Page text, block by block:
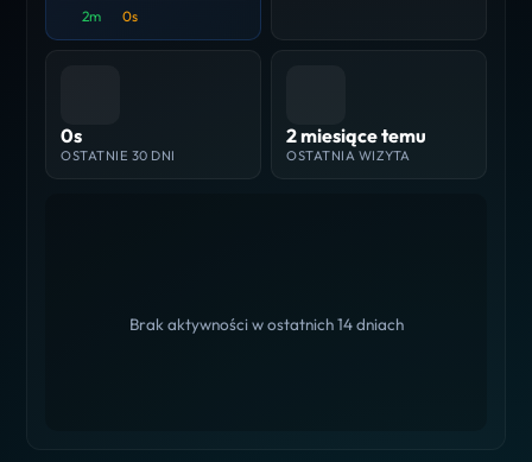
2m 0s
0s
OSTATNIE 30 DNI
2 miesiące temu
OSTATNIA WIZYTA
Brak aktywności w ostatnich 14 dniach